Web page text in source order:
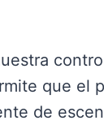
que el
de